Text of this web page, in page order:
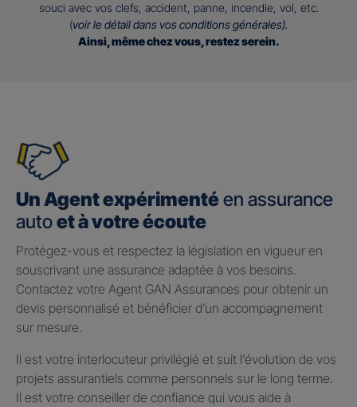
souci avec vos clefs, accident, panne, incendie, vol, etc.
(voir le détail dans vos conditions générales).
Ainsi, même chez vous, restez serein.
Un Agent expérimentéen assurance
autoet à votre écoute
Protégez-vous et respectez la législation en vigueur en
souscrivant une assurance adaptée à vos besoins.
Contactez votre Agent GAN Assurances pour obtenir un
devis personnalisé et bénéficier d’un accompagnement
sur mesure.
Il est votre interlocuteur privilégié et suit l’évolution de vos
projets assurantiels comme personnels sur le long terme.
Il est votre conseiller de confiance qui vous aide à